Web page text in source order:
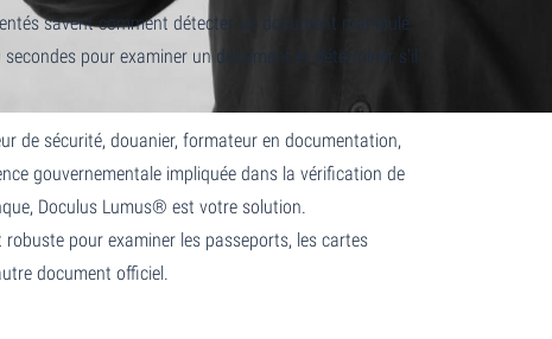
savent comment détecter un document manipulé.
pour examiner un document et déterminer s'il
de sécurité, douanier, formateur en documentation,
gouvernementale impliquée dans la vérification de
Doculus Lumus® est votre solution.
pour examiner les passeports, les cartes
document officiel.